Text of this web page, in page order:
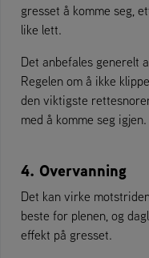
gresset å komme seg,
like lett.
Det anbefales generelt
Regelen om å ikke
den viktigste
med å komme seg igjen.
4. Overvanning
Det kan virke
beste for plenen, og
effekt på gresset.